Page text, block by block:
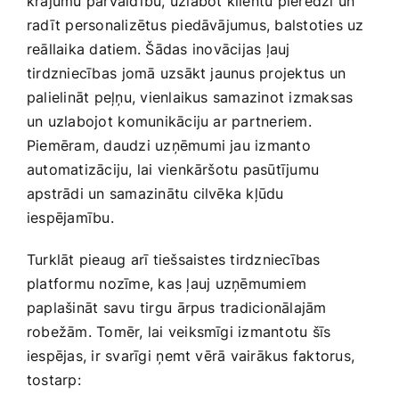
radīt personalizētus piedāvājumus, balstoties uz
reāllaika datiem. Šādas ⁣inovācijas ļauj
tirdzniecības⁢ jomā uzsākt jaunus projektus un
palielināt peļņu, vienlaikus ‌samazinot izmaksas ​
un uzlabojot ⁢komunikāciju ar partneriem.
Piemēram,‌ daudzi uzņēmumi jau izmanto
automatizāciju, lai vienkāršotu pasūtījumu
apstrādi un samazinātu cilvēka kļūdu
iespējamību.
Turklāt pieaug arī tiešsaistes tirdzniecības
platformu nozīme, kas ļauj ⁤uzņēmumiem
‍paplašināt savu tirgu ⁤ārpus tradicionālajām
robežām. ​Tomēr,‍ lai veiksmīgi izmantotu ‌šīs
iespējas, ir svarīgi⁢ ņemt ‌vērā vairākus faktorus,
tostarp: